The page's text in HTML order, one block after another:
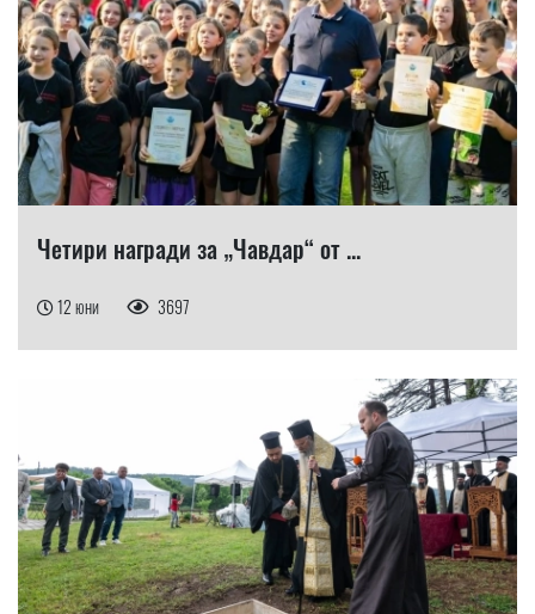
Четири награди за „Чавдар“ от ...
12 юни 3697